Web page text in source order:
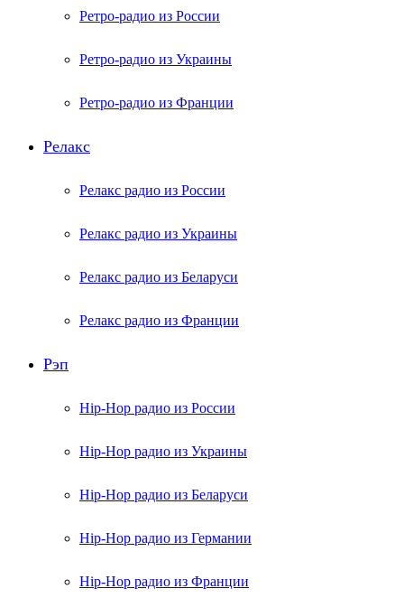
Ретро-радио из России
Ретро-радио из Украины
Ретро-радио из Франции
Релакс
Релакс радио из России
Релакс радио из Украины
Релакс радио из Беларуси
Релакс радио из Франции
Рэп
Hip-Hop радио из России
Hip-Hop радио из Украины
Hip-Hop радио из Беларуси
Hip-Hop радио из Германии
Hip-Hop радио из Франции